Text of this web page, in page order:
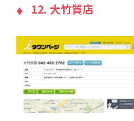
12. 大竹質店